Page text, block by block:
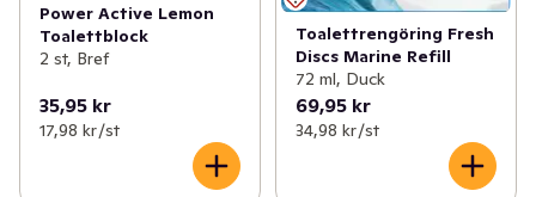
Power Active Lemon
Toalettblock
2 st, Bref
35,95 kr
17,98 kr /st
Toalettrengöring Fresh
Discs Marine Refill
72 ml, Duck
69,95 kr
34,98 kr /st